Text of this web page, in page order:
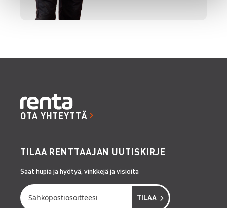
OTA YHTEYTTÄ
TILAA RENTTAAJAN UUTISKIRJE
Saat hupia ja hyötyä, vinkkejä ja visioita